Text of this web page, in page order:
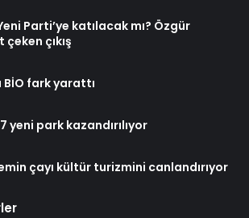
Parti’ye katılacak mı? Özgür
çıkış
fark yarattı
yeni park kazandırılıyor
çayı kültür turizmini canlandırıyor